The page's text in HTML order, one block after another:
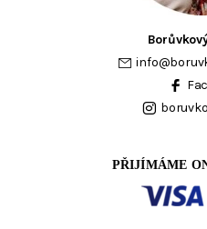
info@
PŘIJÍMÁME